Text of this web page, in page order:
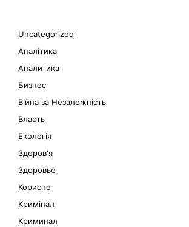
Uncategorized
Аналітика
Аналитика
Бизнес
Війна за Незалежність
Власть
Екологія
Здоров'я
Здоровье
Корисне
Кримінал
Криминал